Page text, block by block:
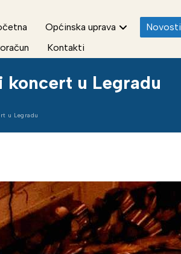
Općinska uprava Novosti
Kontakti
koncert u Legradu
u Legradu